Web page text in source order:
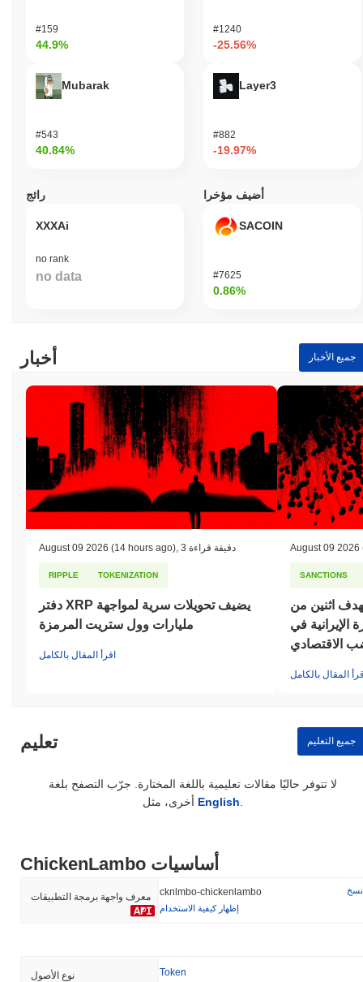
#159
44.9%
Mubarak
#543
40.84%
#1240
-25.56%
Layer3
#882
-19.97%
رائج
XXXAi
no rank
no data
أضيف مؤخرا
SACOIN
#7625
0.86%
أخبار جميع الأخبار
August 09 2026 (14 hours ago) 3 دقيقة قراءة
RIPPLE TOKENIZATION
دفتر XRP يضيف تحويلات سرية لمواجهة
مليارات وول ستريت المرمزة
اقرأ المقال بالكامل
August 09 2026
SANCTIONS
اثنين من
في
المقال بالكامل
تعليم جميع التعليم
لا تتوفر حاليًا مقالات تعليمية باللغة المختارة. جرّب التصفح بلغة
English
ChickenLambo أساسيات
معرف واجهة برمجة التطبيقات cknlmbo-chickenlambo
نسخ
إظهار كيفية الاستخدام
نوع الأصول Token